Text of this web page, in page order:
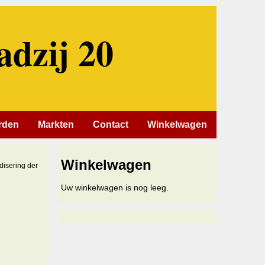
20
Winkelwagen
Contact
Markten
der Winkelwagen
Uw winkelwagen is nog leeg.